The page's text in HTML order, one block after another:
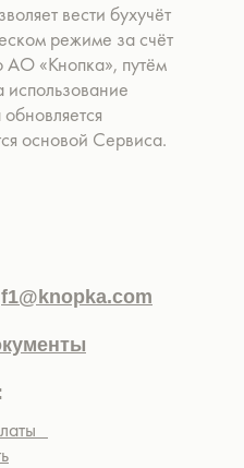
f1@knopka.com
вести бухучёт
режиме за счёт
«Кнопка», путём
использование
основой Сервиса.